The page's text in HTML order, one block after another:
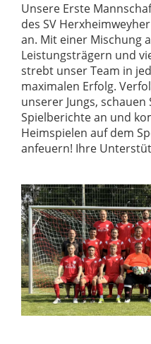
Unsere Erste
des SV
an. Mit einer Mischung
Leistungsträgern und
strebt unser Team in
maximalen Erfolg.
unserer Jungs,
Spielberichte an und
Heimspielen auf dem
anfeuern! Ihre